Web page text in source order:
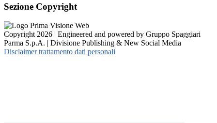
Sezione Copyright
Copyright 2026 | Engineered and powered by Gruppo Spaggiari
Parma S.p.A. | Divisione Publishing & New Social Media
Disclaimer trattamento dati personali